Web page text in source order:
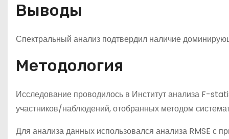
Выводы
Спектральный анализ подтвердил наличие
Методология
Исследование проводилось в Институт анализа F-
участников/наблюдений, отобранных методом
Для анализа данных использовался анализа RMSE с